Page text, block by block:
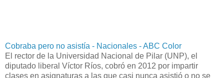
Cobraba pero no asistía - Nacionales - ABC Color
El rector de la Universidad Nacional de Pilar (UNP), el
diputado liberal Víctor Ríos, cobró en 2012 por impartir
clases en asignaturas a las que casi nunca asistió o no se